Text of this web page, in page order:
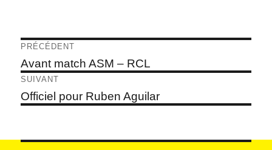
Navigation
de
l’article
PRÉCÉDENT
Article
précédent :
Avant match ASM – RCL
SUIVANT
Article
suivant :
Officiel pour Ruben Aguilar